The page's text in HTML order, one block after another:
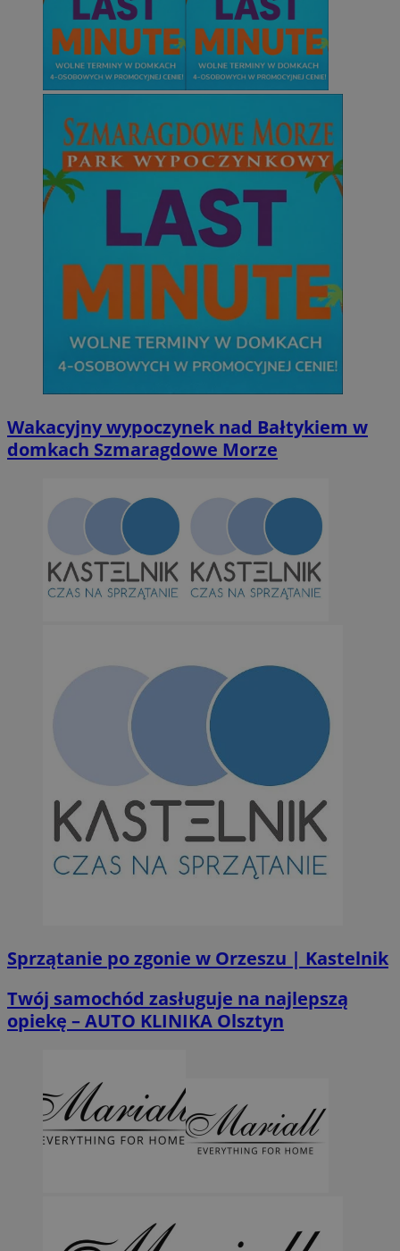
Wakacyjny wypoczynek nad Bałtykiem w
domkach Szmaragdowe Morze
Sprzątanie po zgonie w Orzeszu | Kastelnik
Twój samochód zasługuje na najlepszą
opiekę – AUTO KLINIKA Olsztyn